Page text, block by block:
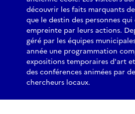
découvrir les faits marquants
que le destin des personnes
empreinte par leurs actions.
géré par les équipes
année une programmation
expositions temporaires d'art
des conférences animées par
chercheurs locaux.